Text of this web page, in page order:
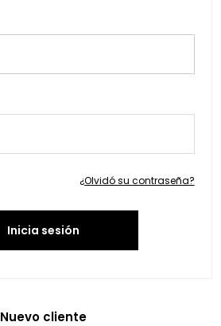
Nuevo cliente
¿Olvidó su contraseña?
Inicia sesión